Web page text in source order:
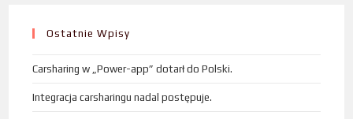
Ostatnie Wpisy
Carsharing w „Power-app” dotarł do Polski.
Integracja carsharingu nadal postępuje.